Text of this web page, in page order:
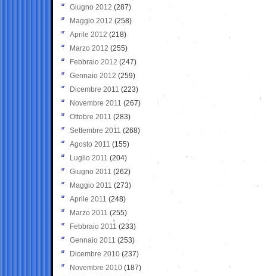
Giugno 2012 (287)
Maggio 2012 (258)
Aprile 2012 (218)
Marzo 2012 (255)
Febbraio 2012 (247)
Gennaio 2012 (259)
Dicembre 2011 (223)
Novembre 2011 (267)
Ottobre 2011 (283)
Settembre 2011 (268)
Agosto 2011 (155)
Luglio 2011 (204)
Giugno 2011 (262)
Maggio 2011 (273)
Aprile 2011 (248)
Marzo 2011 (255)
Febbraio 2011 (233)
Gennaio 2011 (253)
Dicembre 2010 (237)
Novembre 2010 (187)